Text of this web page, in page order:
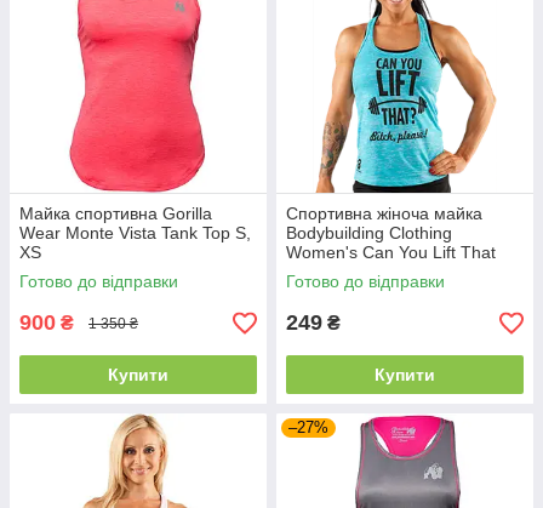
Майка спортивна Gorilla
Wear Monte Vista Tank Top S,
XS
Готово до відправки
900 ₴ 1 350 ₴
Купити
Спортивна жіноча майка
Bodybuilding Clothing
Women's Can You Lift That
Tank блакитна L
Готово до відправки
249 ₴
Купити
–27%